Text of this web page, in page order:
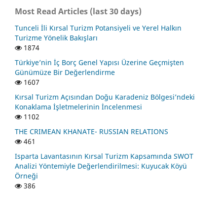
Most Read Articles (last 30 days)
Tunceli İli Kırsal Turizm Potansiyeli ve Yerel Halkın
Turizme Yönelik Bakışları
1874
Türkiye’nin İç Borç Genel Yapısı Üzerine Geçmişten
Günümüze Bir Değerlendirme
1607
Kırsal Turizm Açısından Doğu Karadeniz Bölgesi’ndeki
Konaklama İşletmelerinin İncelenmesi
1102
THE CRIMEAN KHANATE- RUSSIAN RELATIONS
461
Isparta Lavantasının Kırsal Turizm Kapsamında SWOT
Analizi Yöntemiyle Değerlendirilmesi: Kuyucak Köyü
Örneği
386